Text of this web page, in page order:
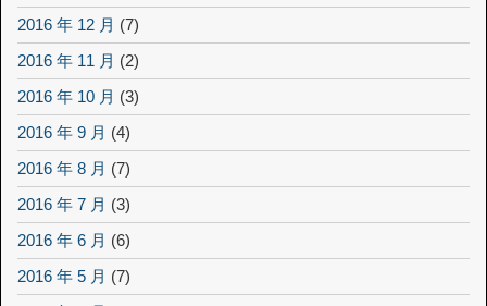
2016 年 12 月 (7)
2016 年 11 月 (2)
2016 年 10 月 (3)
2016 年 9 月 (4)
2016 年 8 月 (7)
2016 年 7 月 (3)
2016 年 6 月 (6)
2016 年 5 月 (7)